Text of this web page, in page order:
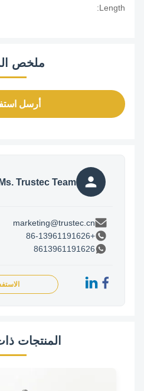
Length:
ملخص
أرسل استفسار
Ms. Trustec Team
marketing@trustec.cn
8613961191626
الاستفسار
المنتجات ذات